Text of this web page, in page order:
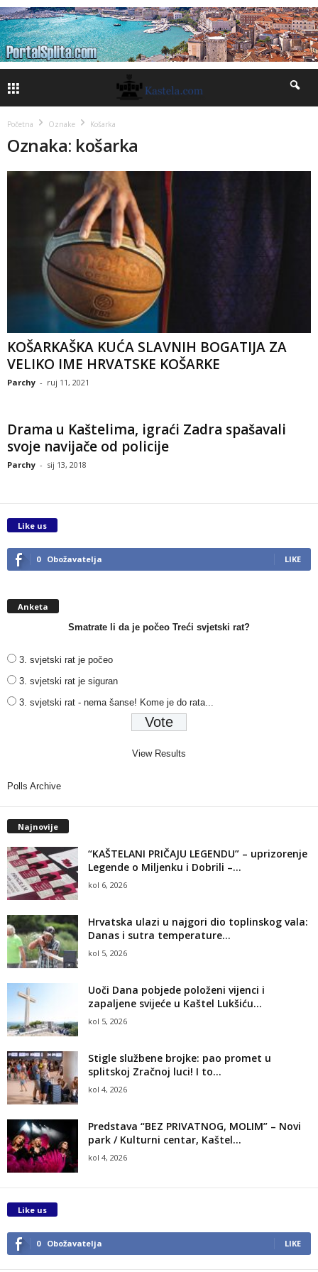
Početna Oznake Košarka
Oznaka: košarka
KOŠARKAŠKA KUĆA SLAVNIH BOGATIJA ZA
VELIKO IME HRVATSKE KOŠARKE
Parchy - ruj 11, 2021
Drama u Kaštelima, igraći Zadra spašavali
svoje navijače od policije
Parchy - sij 13, 2018
Like us
0 Obožavatelja LIKE
Anketa
Smatrate li da je počeo Treći svjetski rat?
3. svjetski rat je počeo
3. svjetski rat je siguran
3. svjetski rat - nema šanse! Kome je do rata...
View Results
Polls Archive
Najnovije
“KAŠTELANI PRIČAJU LEGENDU” – uprizorenje
Legende o Miljenku i Dobrili –...
kol 6, 2026
Hrvatska ulazi u najgori dio toplinskog vala:
Danas i sutra temperature...
kol 5, 2026
Uoči Dana pobjede položeni vijenci i
zapaljene svijeće u Kaštel Lukšiću...
kol 5, 2026
Stigle službene brojke: pao promet u
splitskoj Zračnoj luci! I to...
kol 4, 2026
Predstava “BEZ PRIVATNOG, MOLIM” – Novi
park / Kulturni centar, Kaštel...
kol 4, 2026
Like us
0 Obožavatelja LIKE